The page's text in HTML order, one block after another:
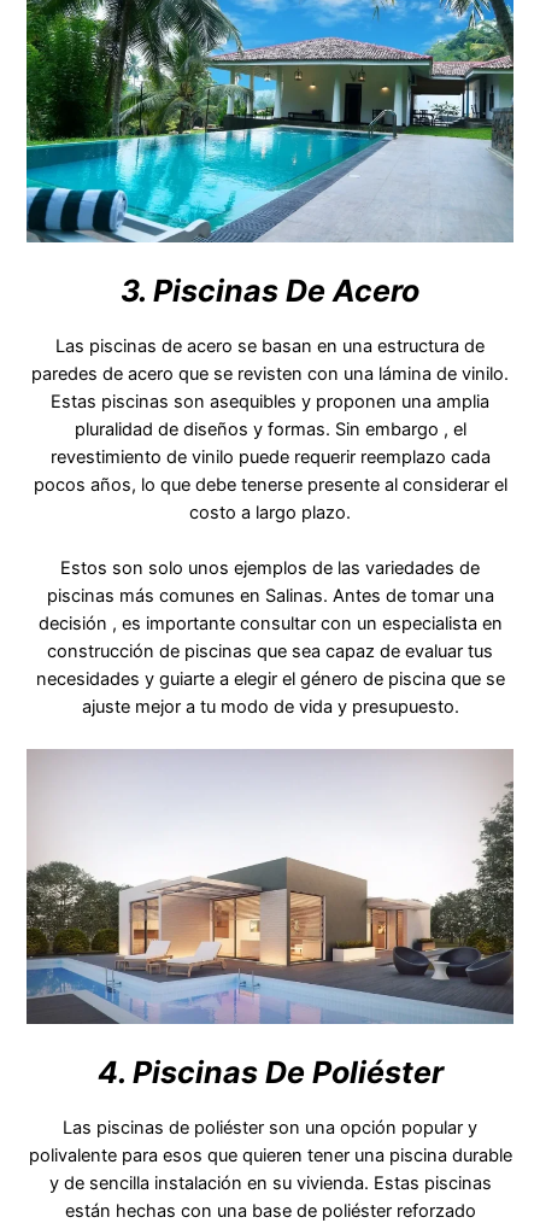
3. Piscinas De Acero
Las piscinas de acero se basan en una estructura de
paredes de acero que se revisten con una lámina de vinilo.
Estas piscinas son asequibles y proponen una amplia
pluralidad de diseños y formas. Sin embargo , el
revestimiento de vinilo puede requerir reemplazo cada
pocos años, lo que debe tenerse presente al considerar el
costo a largo plazo.
Estos son solo unos ejemplos de las variedades de
piscinas más comunes en Salinas. Antes de tomar una
decisión , es importante consultar con un especialista en
construcción de piscinas que sea capaz de evaluar tus
necesidades y guiarte a elegir el género de piscina que se
ajuste mejor a tu modo de vida y presupuesto.
4. Piscinas De Poliéster
Las piscinas de poliéster son una opción popular y
polivalente para esos que quieren tener una piscina durable
y de sencilla instalación en su vivienda. Estas piscinas
están hechas con una base de poliéster reforzado